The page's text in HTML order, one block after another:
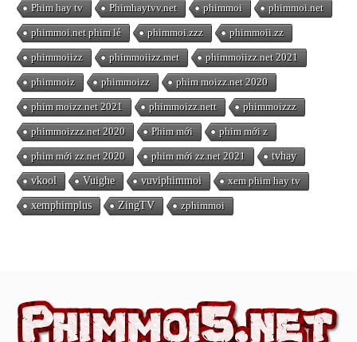
Phim hay tv Phimhaytvv.net phimmoi phimmoi.net
phimmoi.net phim lẻ phimmoi.zzz phimmoii.zz
phimmoiizz phimmoiizz.met phimmoiizz.net 2021
phimmoiz phimmoizz phim moizz.net 2020
phim moizz.net 2021 phimmoizz.nett phimmoizzz
phimmoizzz.net 2020 Phim mới phim mới z
phim mới zz.net 2020 phim mới zz.net 2021 tvhay
vkool Vuighe vuviphimmoi xem phim hay tv
xemphimplus ZingTV zphimmoi